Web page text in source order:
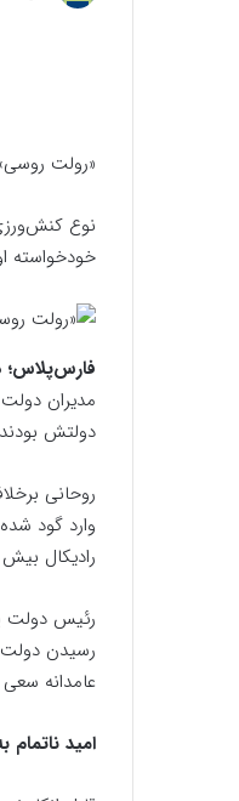
«رولت
نوع
خودخواسته
فارس‌پلاس؛
مدیران
دولتش
روحانی
وارد گود
رادیکال
رئیس دولت
رسیدن دولت
عامدانه
امید ناتمام